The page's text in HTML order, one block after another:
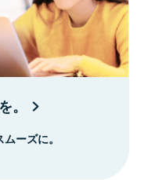
。
ーズに。